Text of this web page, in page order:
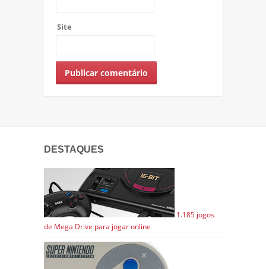
Site
DESTAQUES
1.185 jogos
de Mega Drive para jogar online